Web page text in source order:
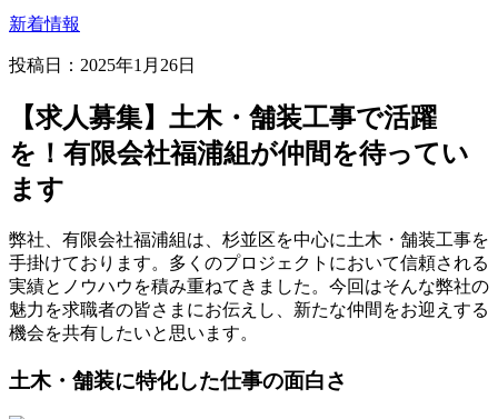
新着情報
投稿日：2025年1月26日
【求人募集】土木・舗装工事で活躍
を！有限会社福浦組が仲間を待ってい
ます
弊社、有限会社福浦組は、杉並区を中心に土木・舗装工事を
手掛けております。多くのプロジェクトにおいて信頼される
実績とノウハウを積み重ねてきました。今回はそんな弊社の
魅力を求職者の皆さまにお伝えし、新たな仲間をお迎えする
機会を共有したいと思います。
土木・舗装に特化した仕事の面白さ